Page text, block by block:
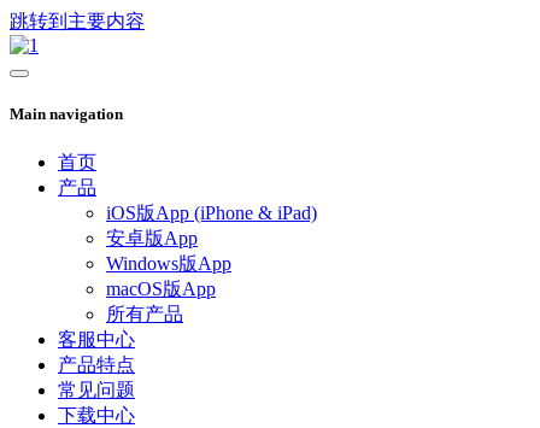
跳转到主要内容
Main navigation
首页
产品
iOS版App (iPhone & iPad)
安卓版App
Windows版App
macOS版App
所有产品
客服中心
产品特点
常见问题
下载中心